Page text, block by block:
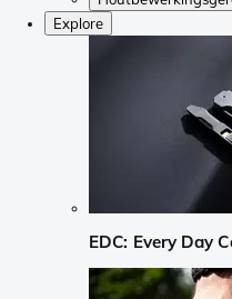
Explore
EDC: Every Day